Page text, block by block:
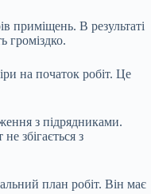
приміщень. В результаті
громіздко.
на початок робіт. Це
з підрядниками.
збігається з
план робіт. Він має